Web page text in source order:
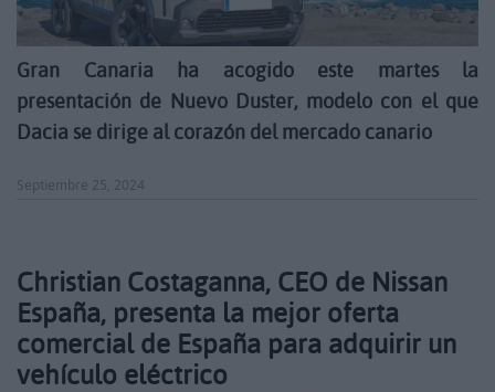
Gran Canaria ha acogido este martes la
presentación de Nuevo Duster, modelo con el que
Dacia se dirige al corazón del mercado canario
Septiembre 25, 2024
Christian Costaganna, CEO de Nissan
España, presenta la mejor oferta
comercial de España para adquirir un
vehículo eléctrico